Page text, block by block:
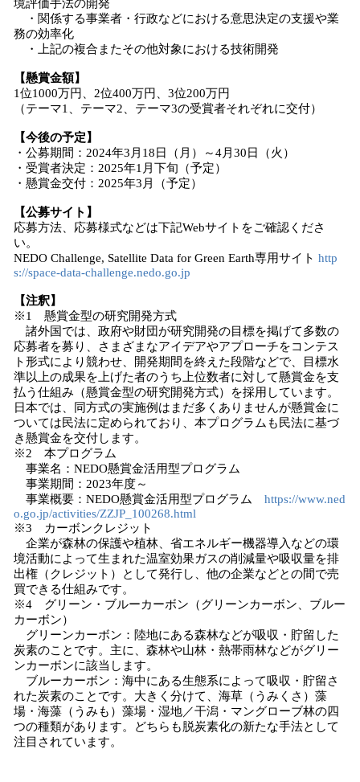
境評価手法の開発
・関係する事業者・行政などにおける意思決定の支援や業
務の効率化
・上記の複合またその他対象における技術開発
【懸賞金額】
1位1000万円、2位400万円、3位200万円
（テーマ1、テーマ2、テーマ3の受賞者それぞれに交付）
【今後の予定】
・公募期間：2024年3月18日（月）～4月30日（火）
・受賞者決定：2025年1月下旬（予定）
・懸賞金交付：2025年3月（予定）
【公募サイト】
応募方法、応募様式などは下記Webサイトをご確認くださ
い。
NEDO Challenge, Satellite Data for Green Earth専用サイト http
s://space-data-challenge.nedo.go.jp
【注釈】
※1 懸賞金型の研究開発方式
諸外国では、政府や財団が研究開発の目標を掲げて多数の
応募者を募り、さまざまなアイデアやアプローチをコンテス
ト形式により競わせ、開発期間を終えた段階などで、目標水
準以上の成果を上げた者のうち上位数者に対して懸賞金を支
払う仕組み（懸賞金型の研究開発方式）を採用しています。
日本では、同方式の実施例はまだ多くありませんが懸賞金に
ついては民法に定められており、本プログラムも民法に基づ
き懸賞金を交付します。
※2 本プログラム
事業名：NEDO懸賞金活用型プログラム
事業期間：2023年度～
事業概要：NEDO懸賞金活用型プログラム https://www.ned
o.go.jp/activities/ZZJP_100268.html
※3 カーボンクレジット
企業が森林の保護や植林、省エネルギー機器導入などの環
境活動によって生まれた温室効果ガスの削減量や吸収量を排
出権（クレジット）として発行し、他の企業などとの間で売
買できる仕組みです。
※4 グリーン・ブルーカーボン（グリーンカーボン、ブルー
カーボン）
グリーンカーボン：陸地にある森林などが吸収・貯留した
炭素のことです。主に、森林や山林・熱帯雨林などがグリー
ンカーボンに該当します。
ブルーカーボン：海中にある生態系によって吸収・貯留さ
れた炭素のことです。大きく分けて、海草（うみくさ）藻
場・海藻（うみも）藻場・湿地／干潟・マングローブ林の四
つの種類があります。どちらも脱炭素化の新たな手法として
注目されています。